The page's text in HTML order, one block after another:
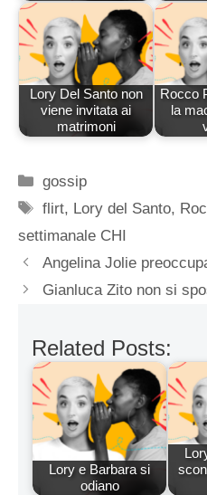
Lory Del Santo non
viene invitata ai
matrimoni
Rocco
la
Categorie
gossip
Tag
flirt, Lory del Santo,
settimanale CHI
Angelina Jolie
Gianluca Zito non si
Related Posts:
Lory e Barbara si
odiano